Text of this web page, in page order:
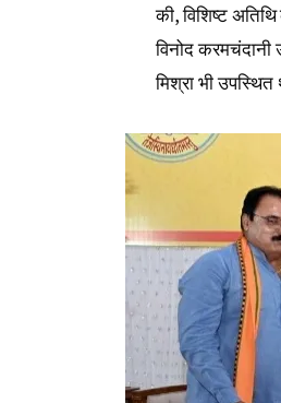
की, विशिष्ट अतिथि
विनोद करमचंदानी
मिश्रा भी उपस्थित